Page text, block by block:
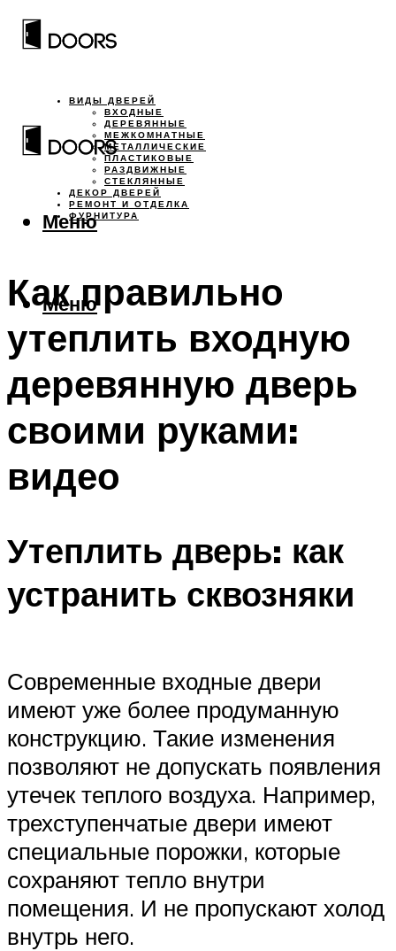
ВИДЫ ДВЕРЕЙ
ВХОДНЫЕ
ДЕРЕВЯННЫЕ
МЕЖКОМНАТНЫЕ
МЕТАЛЛИЧЕСКИЕ
ПЛАСТИКОВЫЕ
РАЗДВИЖНЫЕ
СТЕКЛЯННЫЕ
ДЕКОР ДВЕРЕЙ
РЕМОНТ И ОТДЕЛКА
ФУРНИТУРА
Меню
Меню
Как правильно
утеплить входную
деревянную дверь
своими руками:
видео
Утеплить дверь: как
устранить сквозняки
Современные входные двери
имеют уже более продуманную
конструкцию. Такие изменения
позволяют не допускать появления
утечек теплого воздуха. Например,
трехступенчатые двери имеют
специальные порожки, которые
сохраняют тепло внутри
помещения. И не пропускают холод
внутрь него.